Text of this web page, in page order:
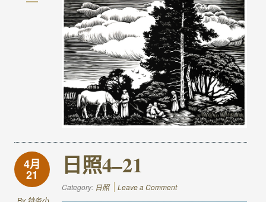
4月
21
By特务小
日照4–21
Category: 日照 Leave a Comment